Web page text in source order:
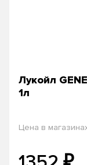
Лукойл
1л
Цена в